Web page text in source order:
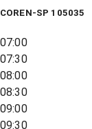
COREN-SP 105035
07:00
07:30
08:00
08:30
09:00
09:30